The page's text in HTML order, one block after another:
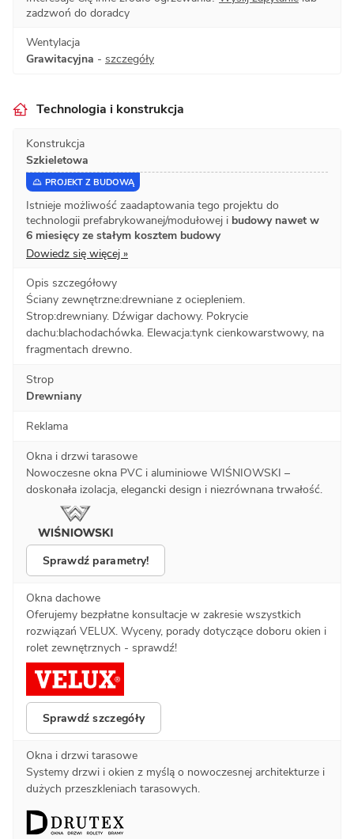
zadzwoń do doradcy
Wentylacja
Grawitacyjna - szczegóły
Technologia i konstrukcja
Konstrukcja
Szkieletowa
PROJEKT Z BUDOWĄ
Istnieje możliwość zaadaptowania tego projektu do
technologii prefabrykowanej/modułowej i budowy nawet w
6 miesięcy ze stałym kosztem budowy
Dowiedz się więcej »
Opis szczegółowy
Ściany zewnętrzne:drewniane z ociepleniem.
Strop:drewniany. Dźwigar dachowy. Pokrycie
dachu:blachodachówka. Elewacja:tynk cienkowarstwowy, na
fragmentach drewno.
Strop
Drewniany
Reklama
Okna i drzwi tarasowe
Nowoczesne okna PVC i aluminiowe WIŚNIOWSKI –
doskonała izolacja, elegancki design i niezrównana trwałość.
Sprawdź parametry!
Okna dachowe
Oferujemy bezpłatne konsultacje w zakresie wszystkich
rozwiązań VELUX. Wyceny, porady dotyczące doboru okien i
rolet zewnętrznych - sprawdź!
Sprawdź szczegóły
Okna i drzwi tarasowe
Systemy drzwi i okien z myślą o nowoczesnej architekturze i
dużych przeszkleniach tarasowych.